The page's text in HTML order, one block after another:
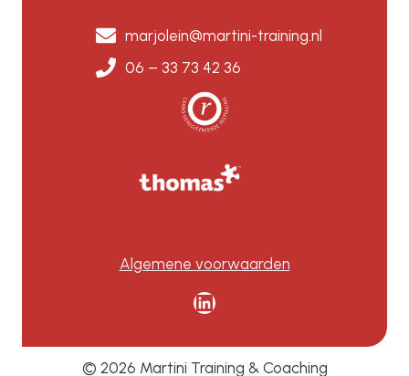
marjolein@martini-training.nl
06 – 33 73 42 36
Algemene voorwaarden
LinkedIn
© 2026 Martini Training & Coaching